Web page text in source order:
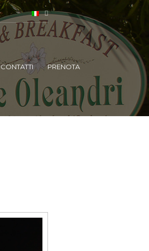
CONTATTI PRENOTA